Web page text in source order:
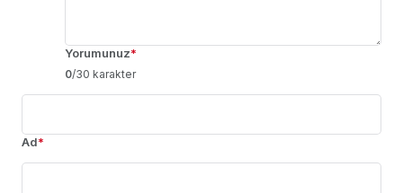
Yorumunuz*
0/30 karakter
Ad*